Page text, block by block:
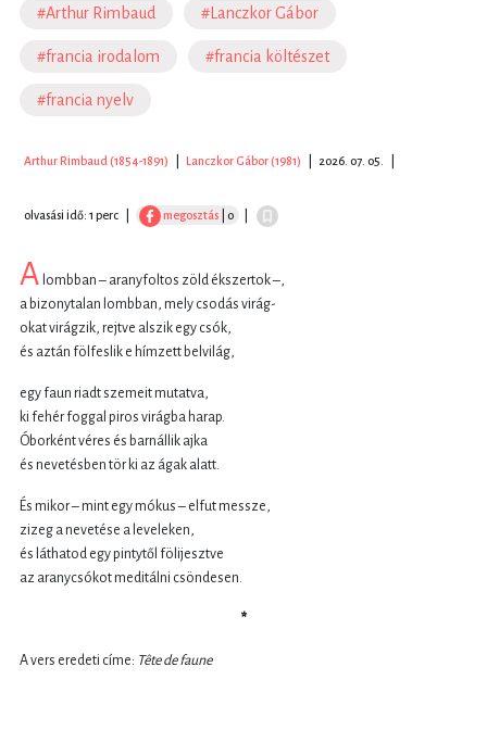
#Arthur Rimbaud #Lanczkor Gábor
#francia irodalom #francia költészet
#francia nyelv
Arthur Rimbaud (1854-1891) Lanczkor Gábor (1981) 2026. 07. 05.
olvasási idő: 1 perc megosztás | 0
A lombban – aranyfoltos zöld ékszertok –,
a bizonytalan lombban, mely csodás virág-
okat virágzik, rejtve alszik egy csók,
és aztán fölfeslik e hímzett belvilág,
egy faun riadt szemeit mutatva,
ki fehér foggal piros virágba harap.
Óborként véres és barnállik ajka
és nevetésben tör ki az ágak alatt.
És mikor – mint egy mókus – elfut messze,
zizeg a nevetése a leveleken,
és láthatod egy pintytől fölijesztve
az aranycsókot meditálni csöndesen.
*
A vers eredeti címe: Tête de faune